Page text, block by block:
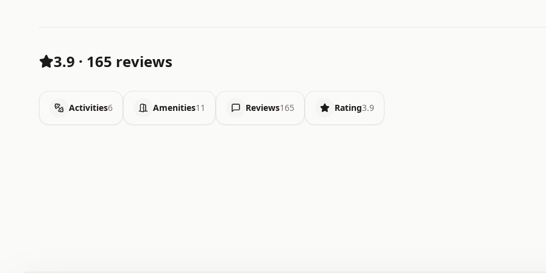
3.9 · 165 reviews
Activities6 Amenities11 Reviews165 Rating3.9